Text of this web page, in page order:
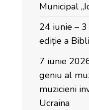
Municipal
24 iunie –
ediție a
7 iunie
geniu al
muzicieni
Ucraina